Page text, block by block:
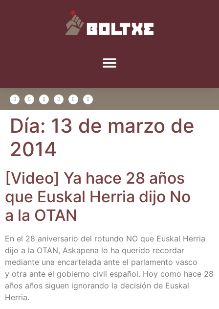
Día: 13 de marzo de
2014
[Video] Ya hace 28 años
que Eus­kal Herria dijo No
a la OTAN
En el 28 ani­ver­sa­rio del rotun­do NO que Eus­kal Herria
dijo a la OTAN, Aska­pe­na lo ha que­ri­do recor­dar
median­te una encar­te­la­da ante el par­la­men­to vas­co
y otra ante el gobierno civil espa­ñol. Hoy como hace 28
años años siguen igno­ran­do la deci­sión de Eus­kal
Herria.